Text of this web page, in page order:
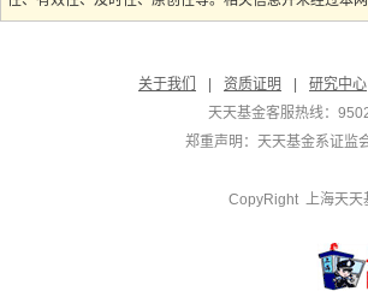
关于我们
资质证明 研究中心
天天基金客服热线：
郑重声明： 天天基金系证监
CopyRight 上海天